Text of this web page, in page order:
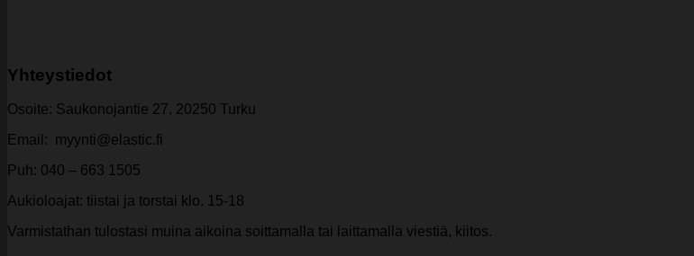
Yhteystiedot
Osoite: Saukonojantie 27, 20250 Turku
Email: myynti@elastic.fi
Puh: 040 – 663 1505
Aukioloajat: tiistai ja torstai klo. 15-18
Varmistathan tulostasi muina aikoina soittamalla tai laittamalla viestiä, kiitos.